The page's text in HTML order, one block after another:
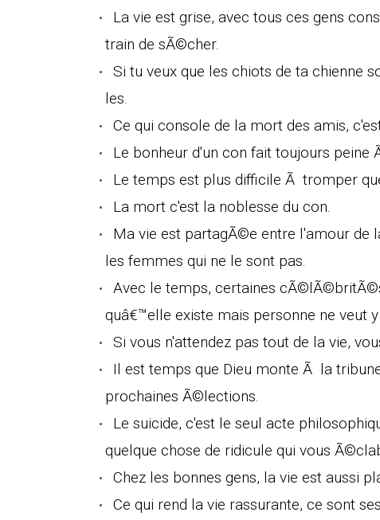
La vie est grise, avec tous ces gens
train de sÃ©cher.
Si tu veux que les chiots de ta chienne
les.
Ce qui console de la mort des amis,
Le bonheur d'un con fait toujours peine
Le temps est plus difficile Ã tromper
La mort c'est la noblesse du con.
Ma vie est partagÃ©e entre l'amour de
les femmes qui ne le sont pas.
Avec le temps, certaines
quâ€™elle existe mais personne ne veut
Si vous n'attendez pas tout de la vie,
Il est temps que Dieu monte Ã la
prochaines Ã©lections.
Le suicide, c'est le seul acte
quelque chose de ridicule qui vous
Chez les bonnes gens, la vie est aussi
Ce qui rend la vie rassurante, ce sont